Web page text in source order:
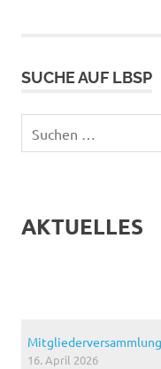
SUCHE AUF LBSP
nach:
AKTUELLES
16. April 2026